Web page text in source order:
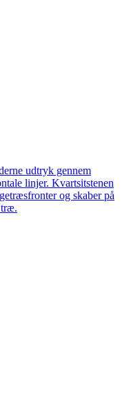
udtryk gennem
linjer. Kvartsitstenen
og skaber på
træ.